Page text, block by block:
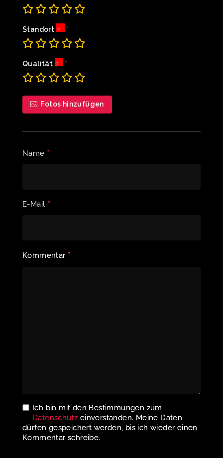
Standort
Qualität
Fotos hinzufügen
Name *
E-Mail *
Kommentar *
Ich bin mit den Bestimmungen zum
Datenschutz einverstanden. Meine Daten
dürfen gespeichert werden, bis ich wieder einen
Kommentar schreibe.